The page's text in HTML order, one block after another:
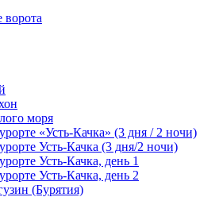
ворота
моря
«Усть-Качка» (3 дня / 2 ночи)
Усть-Качка (3 дня/2 ночи)
Усть-Качка, день 1
Усть-Качка, день 2
(Бурятия)